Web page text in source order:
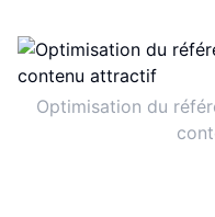
Optimisation du